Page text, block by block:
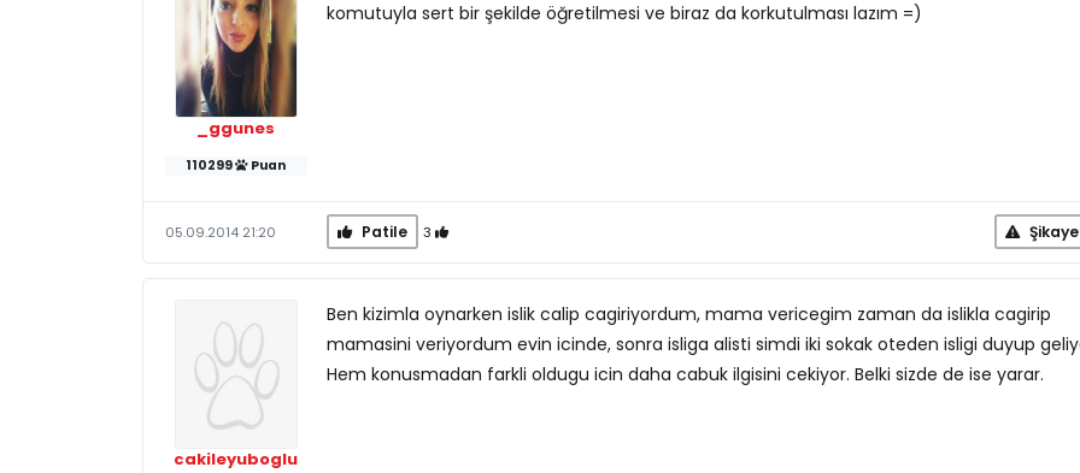
_ggunes
110299 Puan
komutuyla sert bir şekilde öğretilmesi ve biraz da korkutulması lazım =)
05.09.2014 21:20 Patile 3
cakileyuboglu
Ben kizimla oynarken islik calip cagiriyordum, mama vericegim zaman da islikla cagirip
mamasini veriyordum evin icinde, sonra isliga alisti simdi iki sokak oteden isligi duyup
Hem konusmadan farkli oldugu icin daha cabuk ilgisini cekiyor. Belki sizde de ise yarar.